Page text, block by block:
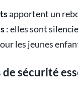
apportent un
: elles sont
les jeunes
de sécurité